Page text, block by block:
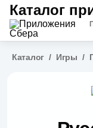
Каталог
Каталог / Игры /